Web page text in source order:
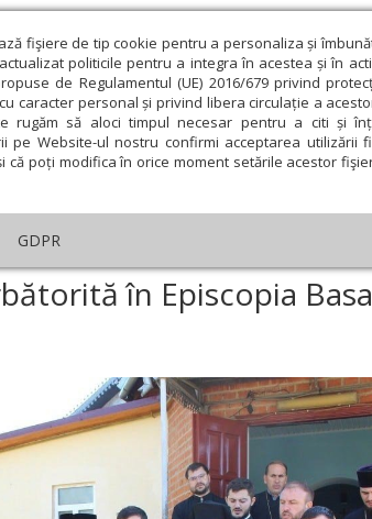
fişiere de tip cookie pentru a personaliza și
politicile pentru a integra în acestea și în
de Regulamentul (UE) 2016/679 privind
caracter personal și privind libera circulație a
rugăm să aloci timpul necesar pentru a citi și
pe Website-ul nostru confirmi acceptarea utilizării
că poți modifica în orice moment setările acestor
GDPR
An omagial Comunicate de presă
Teologie și spiritualitate Educaţie și
Ziua limbii române sărbătorită în Episcopia Basarabiei
în Episcopia